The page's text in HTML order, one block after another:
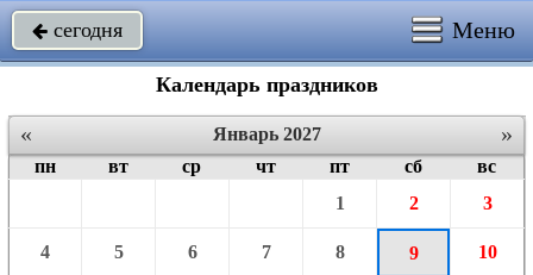
 сегодня Меню
Календарь праздников
« »
Январь 2027
пн
вт ср чт пт сб
вс
1
2 3
4 5 6 7 8 9 10